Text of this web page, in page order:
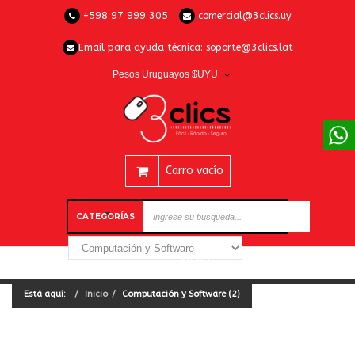
+598 97 999 305 comercial@3clics.uy
Email para ayuda técnica: soporte@3clics.lat
Pesos Uruguayos $UYU
Carro vacío
CATEGORÍAS
Está aquí: Inicio Computación y Software (2)